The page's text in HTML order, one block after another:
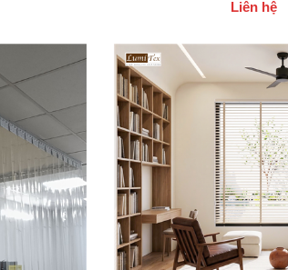
Liên hệ